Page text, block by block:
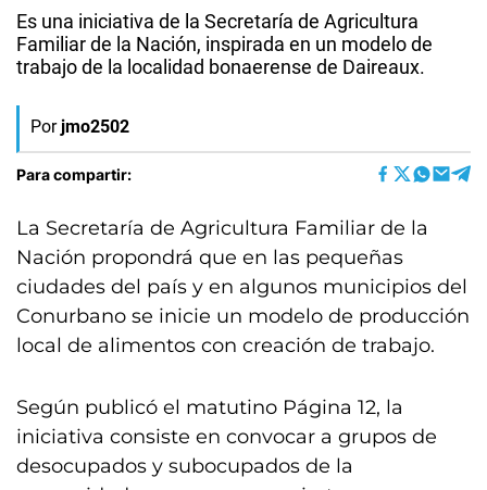
Es una iniciativa de la Secretaría de Agricultura
Familiar de la Nación, inspirada en un modelo de
trabajo de la localidad bonaerense de Daireaux.
Por jmo2502
Para compartir:
La Secretaría de Agricultura Familiar de la
Nación propondrá que en las pequeñas
ciudades del país y en algunos municipios del
Conurbano se inicie un modelo de producción
local de alimentos con creación de trabajo.
Según publicó el matutino Página 12, la
iniciativa consiste en convocar a grupos de
desocupados y subocupados de la